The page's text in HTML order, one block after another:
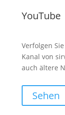
YouTube
Verfolgen
Kanal von
auch ältere
Sehen